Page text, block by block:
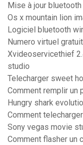
Mise à jour bluetooth
Os x mountain lion
Logiciel bluetooth
Numero virtuel
Xvideoservicethief
studio
Telecharger sweet
Comment remplir un
Hungry shark
Comment
Sony vegas movie
Comment flasher un